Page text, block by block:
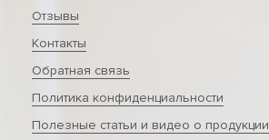
Отзывы
Контакты
Обратная связь
Политика конфиденциальности
Полезные статьи и видео о продукции